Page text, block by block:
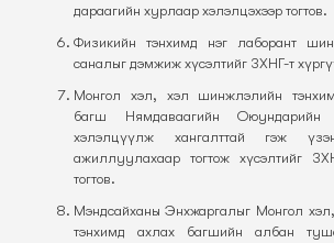
дараагийн хурлаар хэлэлцэхээр тогтов.
Физикийн тэнхимд нэг лаборант
саналыг дэмжиж хүсэлтийг ЗХНГ-т
Монгол хэл, хэл шинжлэлийн
багш Нямдаваагийн
хэлэлцүүлж хангалттай гэж
ажиллуулахаар тогтож хүсэлтийг
тогтов.
Мэндсайханы Энхжаргалыг Монгол
тэнхимд ахлах багшийн албан